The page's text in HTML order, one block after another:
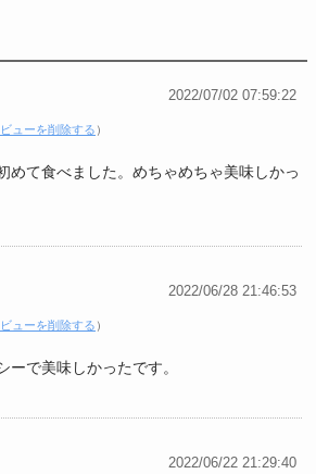
2022/07/02 07:59:22
ューを削除する ）
めて食べました。めちゃめちゃ美味しかっ
2022/06/28 21:46:53
ューを削除する ）
ーで美味しかったです。
2022/06/22 21:29:40